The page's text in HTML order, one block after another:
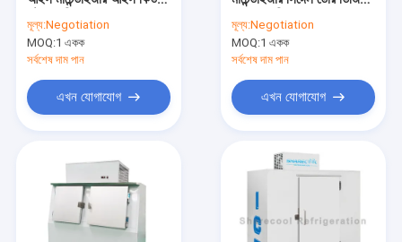
আমাদের সম্পর্কে
মূল্য:Negotiation
MOQ:1 একক
সর্বশেষ দাম পান
এখন যোগাযোগ
মূল্য:Negotiation
MOQ:1 একক
সর্বশেষ দাম পান
এখন যোগাযোগ